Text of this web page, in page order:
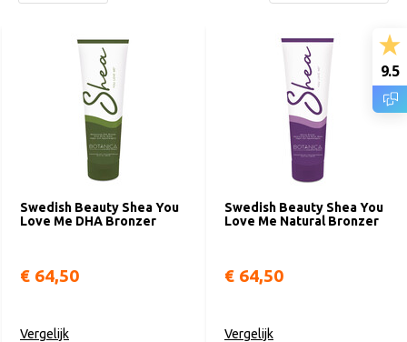
Swedish Beauty Shea You
Love Me DHA Bronzer
€ 64,50
Vergelijk
Swedish Beauty Shea You
Love Me Natural Bronzer
€ 64,50
Vergelijk
9.5